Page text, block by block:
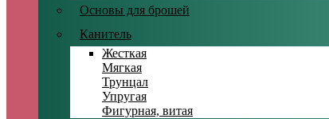
Основы для брошей
Канитель
Жесткая
Мягкая
Трунцал
Упругая
Фигурная, витая